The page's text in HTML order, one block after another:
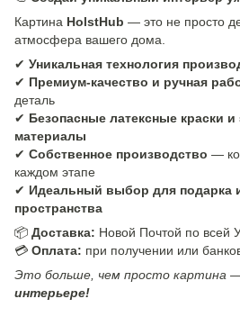
Картина HolstHub — это не просто
атмосфера вашего дома.
✔ Уникальная технология
✔ Премиум-качество и ручная
деталь
✔ Безопасные латексные краски
материалы
✔ Собственное производство —
каждом этапе
✔ Идеальный выбор для подарка
пространства
📦 Доставка: Новой Почтой по всей
💳 Оплата: при получении или
Это больше, чем просто картина
интерьере!